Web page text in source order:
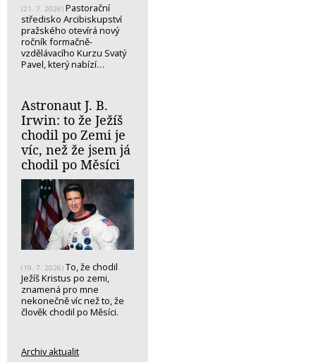
(21. 7. 2026) Pastorační
středisko Arcibiskupství
pražského otevírá nový
ročník formačně-
vzdělávacího Kurzu Svatý
Pavel, který nabízí…
Astronaut J. B.
Irwin: to že Ježíš
chodil po Zemi je
víc, než že jsem já
chodil po Měsíci
(19. 7. 2026) To, že chodil
Ježíš Kristus po zemi,
znamená pro mne
nekonečně víc než to, že
člověk chodil po Měsíci.
Archiv aktualit